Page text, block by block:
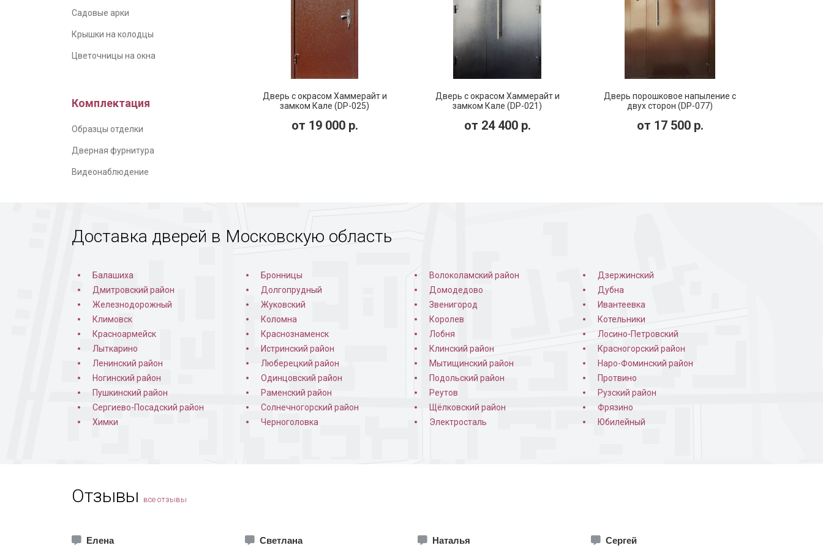
Садовые арки
Крышки на колодцы
Цветочницы на окна
Комплектация
Образцы отделки
Дверная фурнитура
Видеонаблюдение
Дверь с тисненым рисунком
Порошковая дверь с
Дверь с рисунком на металле
Стальная дверь с
кирпичном доме
изнутри
Дверь с окрасом Хаммерайт и
замком Кале (DP-025)
от 19 000р.
Дверь с окрасом Хаммерайт и
замком Кале (DP-021)
от 24 400р.
Дверь порошковое напыление с
двух сторон (DP-077)
от 17 500р.
Доставка дверей в Московскую область
Балашиха Бронницы Волоколамский район
Дзержинский
Дмитровский район
Долгопрудный Домодедово
Дубна
Железнодорожный
Жуковский Звенигород
Ивантеевка
Климовск
Коломна Королев
Котельники
Красноармейск
Краснознаменск Лобня
Лосино-Петровский
Лыткарино
Истринский район Клинский район
Красногорский район
Ленинский район
Люберецкий район Мытищинский район
Наро-Фоминский район
Ногинский район
Одинцовский район Подольский район
Протвино
Пушкинский район
Раменский район Реутов
Рузский район
Сергиево-Посадский район
Солнечногорский район Щёлковский район
Фрязино
Химки
Черноголовка Электросталь Юбилейный
Отзывы все отзывы
Елена Светлана Наталья Сергей